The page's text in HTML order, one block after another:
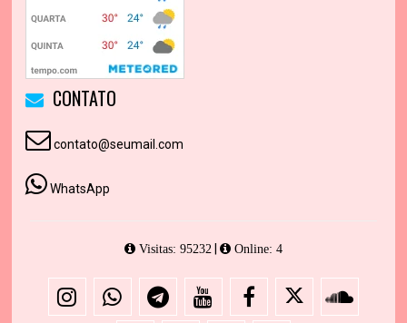
CONTATO
contato@seumail.com
WhatsApp
Visitas: 95232 Online: 4